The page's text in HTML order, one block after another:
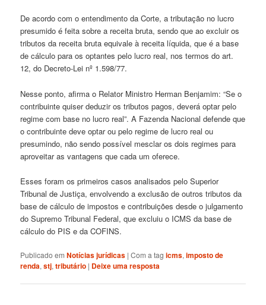
De acordo com o entendimento da Corte, a tributação no lucro
presumido é feita sobre a receita bruta, sendo que ao excluir os
tributos da receita bruta equivale à receita líquida, que é a base
de cálculo para os optantes pelo lucro real, nos termos do art.
12, do Decreto-Lei nº 1.598/77.
Nesse ponto, afirma o Relator Ministro Herman Benjamim: “Se o
contribuinte quiser deduzir os tributos pagos, deverá optar pelo
regime com base no lucro real”. A Fazenda Nacional defende que
o contribuinte deve optar ou pelo regime de lucro real ou
presumindo, não sendo possível mesclar os dois regimes para
aproveitar as vantagens que cada um oferece.
Esses foram os primeiros casos analisados pelo Superior
Tribunal de Justiça, envolvendo a exclusão de outros tributos da
base de cálculo de impostos e contribuições desde o julgamento
do Supremo Tribunal Federal, que excluiu o ICMS da base de
cálculo do PIS e da COFINS.
Publicado em Notícias jurídicas |Com a tagicms,imposto de
renda,stj,tributário | Deixe uma resposta